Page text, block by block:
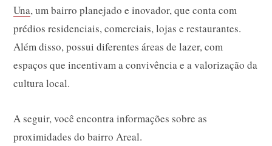
Una, um bairro planejado e inovador, que conta com
prédios residenciais, comerciais, lojas e restaurantes.
Além disso, possui diferentes áreas de lazer, com
espaços que incentivam a convivência e a valorização da
cultura local.
A seguir, você encontra informações sobre as
proximidades do bairro Areal.